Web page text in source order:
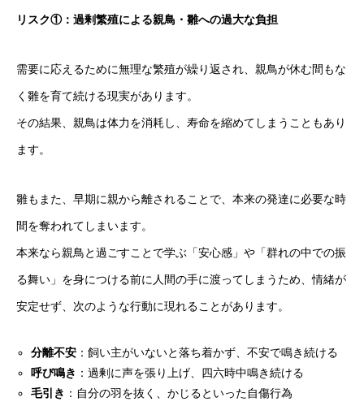
リスク①：過剰繁殖による親鳥・雛への過大な負担
需要に応えるために無理な繁殖が繰り返され、親鳥が休む間もな
く雛を育て続ける現実があります。
その結果、親鳥は体力を消耗し、寿命を縮めてしまうこともあり
ます。
雛もまた、早期に親から離されることで、本来の発達に必要な時
間を奪われてしまいます。
本来なら親鳥と過ごすことで学ぶ「安心感」や「群れの中での振
る舞い」を身につける前に人間の手に渡ってしまうため、情緒が
安定せず、次のような行動に現れることがあります。
分離不安 ：飼い主がいないと落ち着かず、不安で鳴き続ける
呼び鳴き ：過剰に声を張り上げ、四六時中鳴き続ける
毛引き ：自分の羽を抜く、かじるといった自傷行為